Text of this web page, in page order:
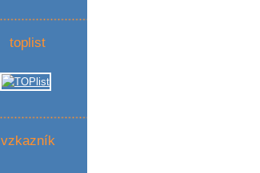
toplist
vzkazník